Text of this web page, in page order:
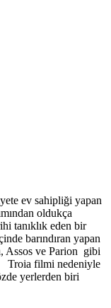
ev sahipliği yapan
oldukça
tanıklık eden bir
barındıran yapan
Assos ve Parion gibi
Troia filmi nedeniyle
yerlerden biri